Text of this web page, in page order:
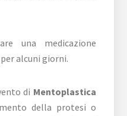
una medicazione
alcuni giorni.
di Mentoplastica
della protesi o